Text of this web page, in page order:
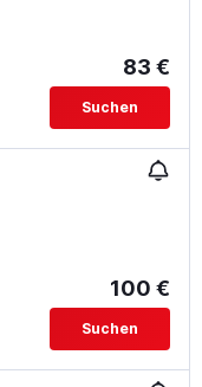
83 €
Suchen
100 €
Suchen